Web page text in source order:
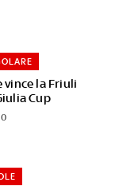
vince la Friuli
Cup